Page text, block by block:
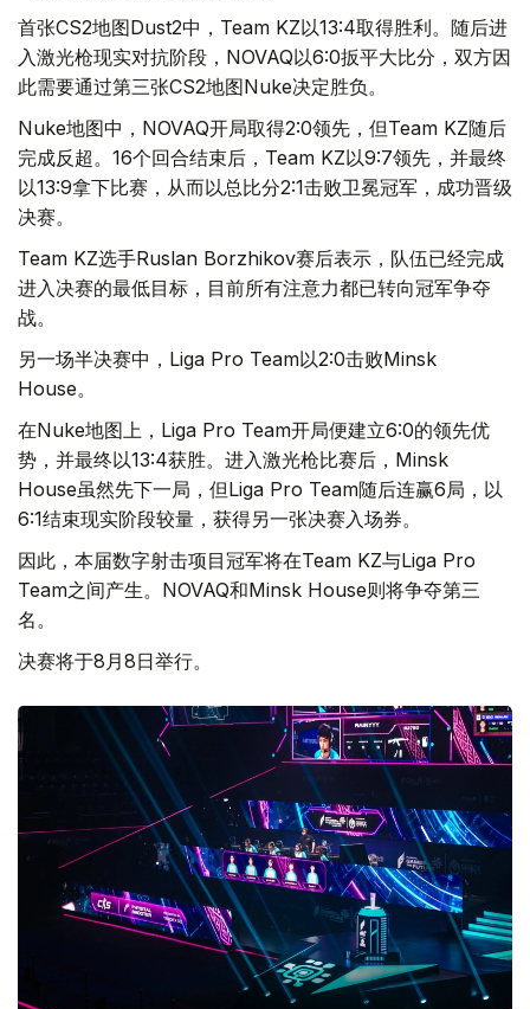
首张CS2地图Dust2中，Team KZ以13:4取得胜利。随后进
入激光枪现实对抗阶段，NOVAQ以6:0扳平大比分，双方因
此需要通过第三张CS2地图Nuke决定胜负。
Nuke地图中，NOVAQ开局取得2:0领先，但Team KZ随后
完成反超。16个回合结束后，Team KZ以9:7领先，并最终
以13:9拿下比赛，从而以总比分2:1击败卫冕冠军，成功晋级
决赛。
Team KZ选手Ruslan Borzhikov赛后表示，队伍已经完成
进入决赛的最低目标，目前所有注意力都已转向冠军争夺
战。
另一场半决赛中，Liga Pro Team以2:0击败Minsk
House。
在Nuke地图上，Liga Pro Team开局便建立6:0的领先优
势，并最终以13:4获胜。进入激光枪比赛后，Minsk
House虽然先下一局，但Liga Pro Team随后连赢6局，以
6:1结束现实阶段较量，获得另一张决赛入场券。
因此，本届数字射击项目冠军将在Team KZ与Liga Pro
Team之间产生。NOVAQ和Minsk House则将争夺第三
名。
决赛将于8月8日举行。